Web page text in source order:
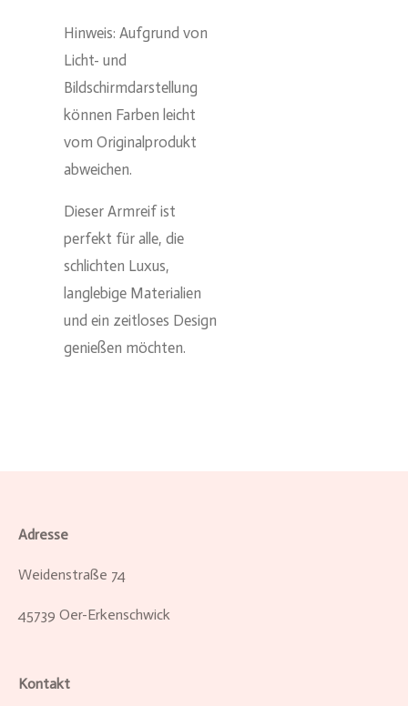
Hinweis: Aufgrund von
Licht- und
Bildschirmdarstellung
können Farben leicht
vom Originalprodukt
abweichen.
Dieser Armreif ist
perfekt für alle, die
schlichten Luxus,
langlebige Materialien
und ein zeitloses Design
genießen möchten.
Adresse
Weidenstraße 74
45739 Oer-Erkenschwick
Kontakt